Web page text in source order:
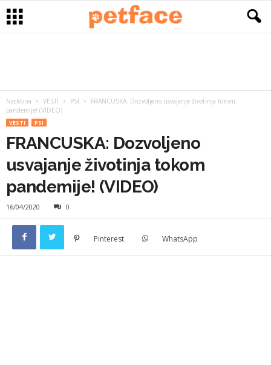
Naslovna VESTI PSI
FRANCUSKA: Dozvoljeno usvajanje životinja tokom
pandemije! (VIDEO)
VESTI PSI
FRANCUSKA: Dozvoljeno
usvajanje životinja tokom
pandemije! (VIDEO)
16/04/2020 0
Pinterest WhatsApp